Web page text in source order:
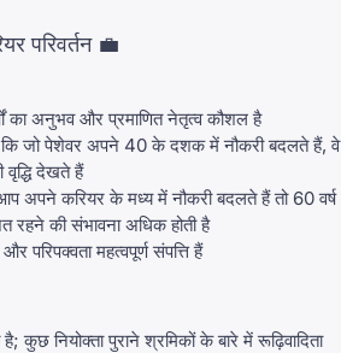
परिवर्तन 💼
का अनुभव और प्रमाणित नेतृत्व कौशल है
कि जो पेशेवर अपने 40 के दशक में नौकरी बदलते हैं, वे
देखते हैं
अपने करियर के मध्य में नौकरी बदलते हैं तो 60 वर्ष
की संभावना अधिक होती है
परिपक्वता महत्वपूर्ण संपत्ति हैं
कुछ नियोक्ता पुराने श्रमिकों के बारे में रूढ़िवादिता